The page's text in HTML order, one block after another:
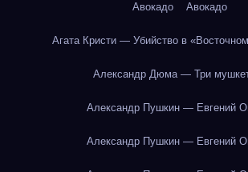
Авокадо Авокадо
Агата Кристи — Убийство в
Александр Дюма — Три
Александр Пушкин — Евгений
Александр Пушкин — Евгений